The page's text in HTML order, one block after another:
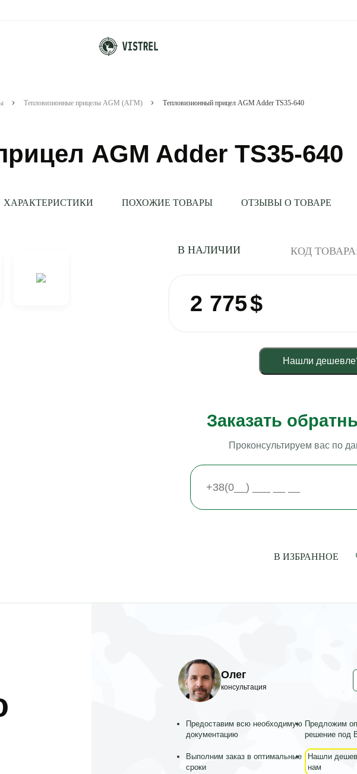
Тепловизионные прицелы AGM (АГМ) Тепловизионный прицел AGM Adder TS35-640
AGM Adder TS35-640
ХАРАКТЕРИСТИКИ ПОХОЖИЕ ТОВАРЫ ОТЗЫВЫ О ТОВАРЕ
В НАЛИЧИИ КОД
2 775$
Нашли
Заказать
Проконсультируем вас по
В ИЗБРАННОЕ
Олег
консультация
Предоставим всю необходимую
документацию
Предложим
решение под
Выполним заказ в оптимальные
сроки
Нашли
нам